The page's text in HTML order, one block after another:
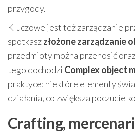
przygody.
Kluczowe jest też zarządzanie
spotkaszzłożone zarządzanie
przedmioty można przenosić
tego dochodzi Complex object
praktyce: niektóre elementy
działania, co zwiększa poczucie
Crafting,